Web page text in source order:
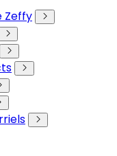
Zeffy